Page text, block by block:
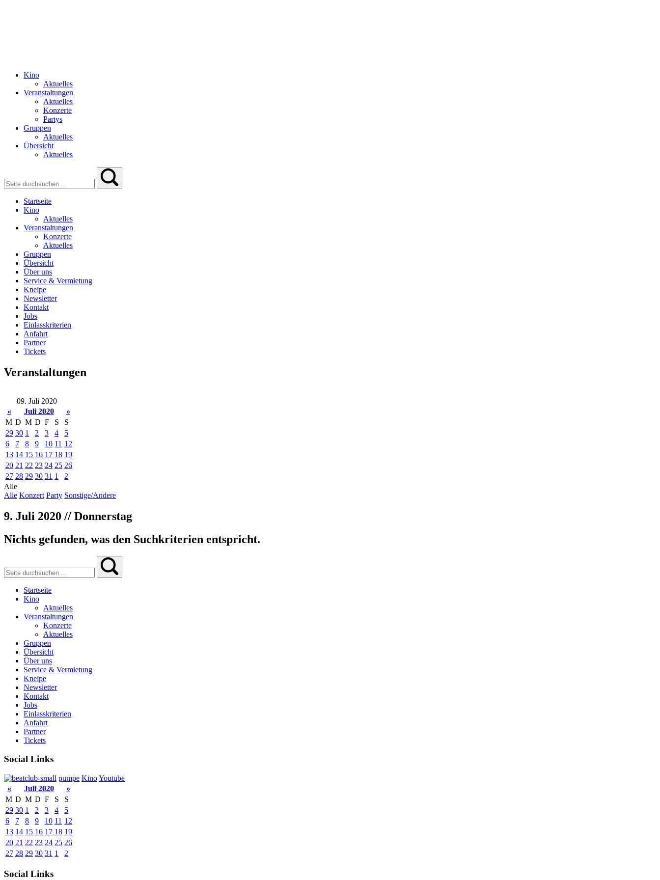
Kino
Aktuelles
Veranstaltungen
Aktuelles
Konzerte
Partys
Gruppen
Aktuelles
Übersicht
Aktuelles
Startseite
Kino
Aktuelles
Veranstaltungen
Konzerte
Aktuelles
Gruppen
Übersicht
Über uns
Service & Vermietung
Kneipe
Newsletter
Kontakt
Jobs
Einlasskriterien
Anfahrt
Partner
Tickets
Veranstaltungen
09. Juli 2020
«
Juli 2020
»
M D M D F S
S
29 30 1 2 3 4
5
6
7 8 9 10 11 12
13 14 15 16 17 18 19
20 21 22 23 24 25 26
27 28 29 30 31 1
2
Alle
Alle Konzert Party Sonstige/Andere
9. Juli 2020 // Donnerstag
Nichts gefunden, was den Suchkriterien entspricht.
Startseite
Kino
Aktuelles
Veranstaltungen
Konzerte
Aktuelles
Gruppen
Übersicht
Über uns
Service & Vermietung
Kneipe
Newsletter
Kontakt
Jobs
Einlasskriterien
Anfahrt
Partner
Tickets
Social Links
pumpe KinoYoutube
«
Juli 2020
»
M D M D F S
S
29 30 1 2 3 4
5
6
7 8 9 10 11 12
13 14 15 16 17 18 19
20 21 22 23 24 25 26
27 28 29 30 31 1 2
Social Links